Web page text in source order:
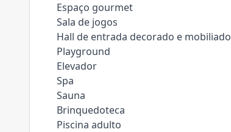
Espaço gourmet
Sala de jogos
Hall de entrada decorado e mobiliado
Playground
Elevador
Spa
Sauna
Brinquedoteca
Piscina adulto